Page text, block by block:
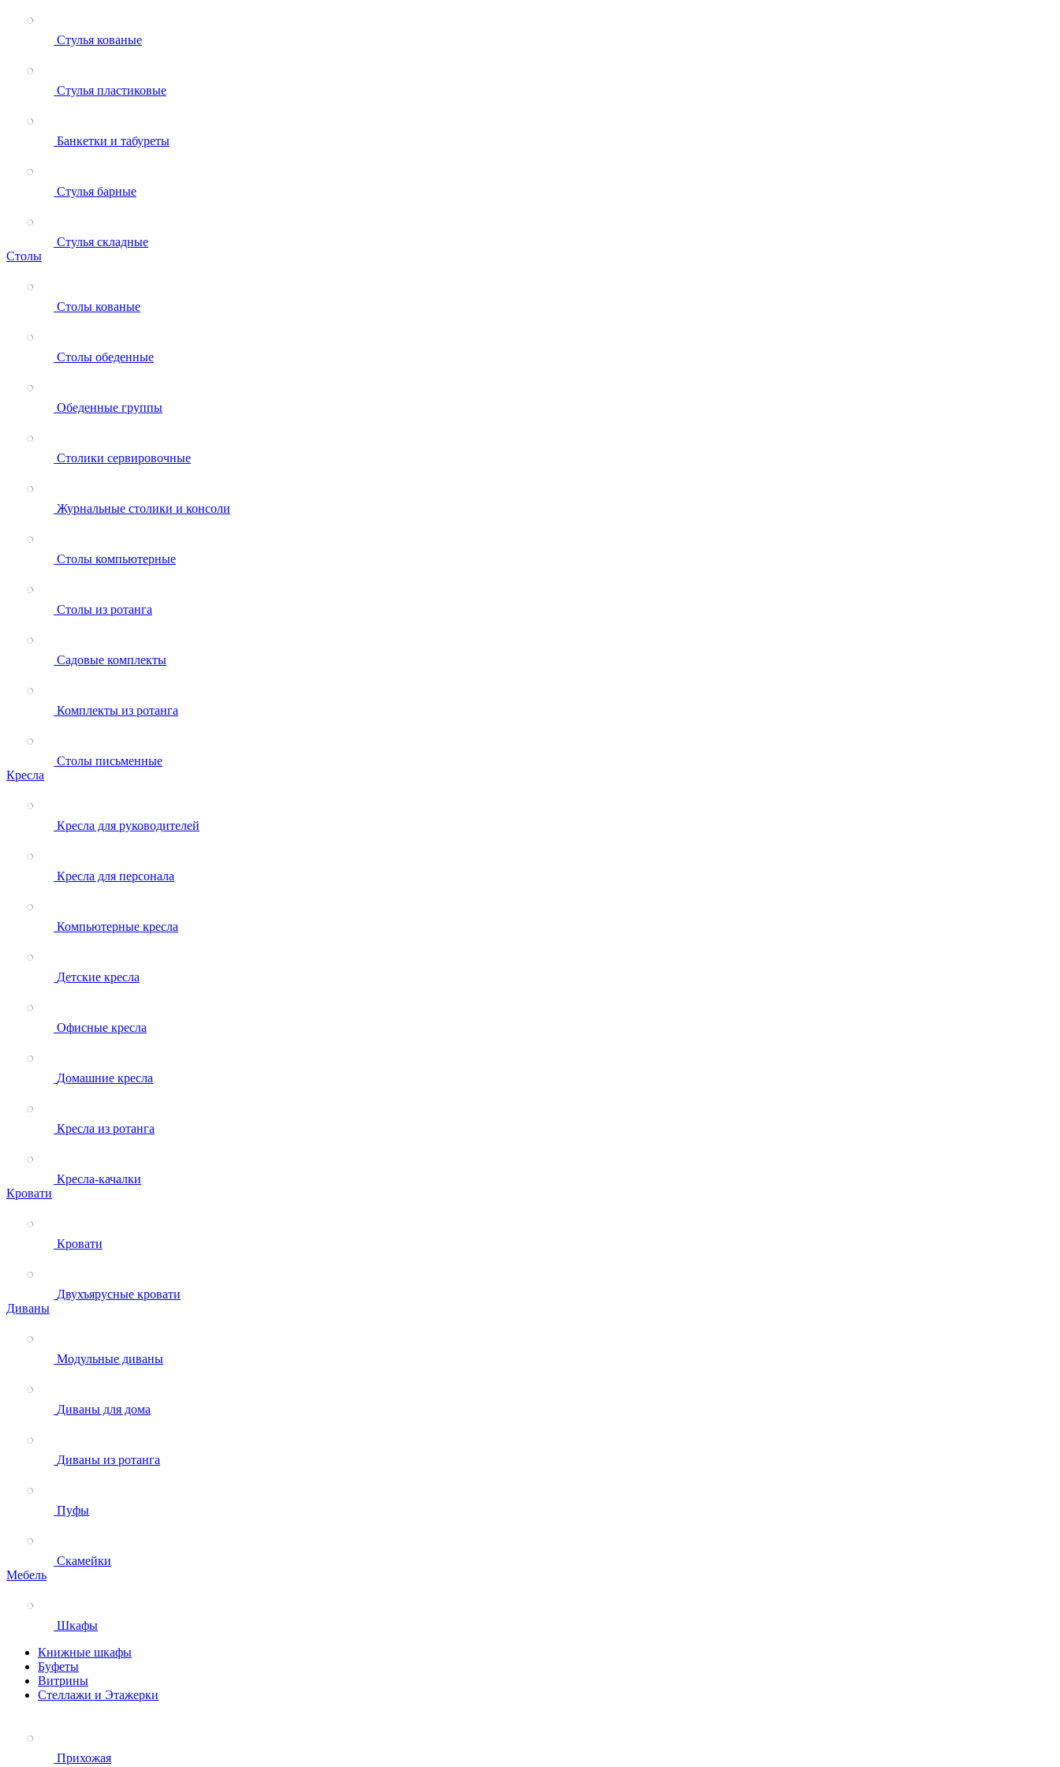
Стулья кованые
Стулья пластиковые
Банкетки и табуреты
Стулья барные
Стулья складные
Столы
Столы кованые
Столы обеденные
Обеденные группы
Столики сервировочные
Журнальные столики и консоли
Столы компьютерные
Столы из ротанга
Садовые комплекты
Комплекты из ротанга
Столы письменные
Кресла
Кресла для руководителей
Кресла для персонала
Компьютерные кресла
Детские кресла
Офисные кресла
Домашние кресла
Кресла из ротанга
Кресла-качалки
Кровати
Кровати
Двухъярусные кровати
Диваны
Модульные диваны
Диваны для дома
Диваны из ротанга
Пуфы
Скамейки
Мебель
Шкафы
Книжные шкафы
Буфеты
Витрины
Стеллажи и Этажерки
Прихожая